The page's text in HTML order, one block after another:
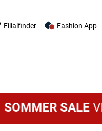
Filialfinder Fashion App
SALEVIELE